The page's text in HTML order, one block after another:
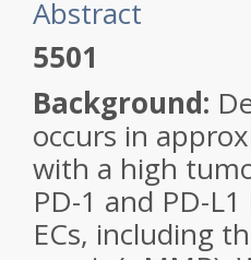
Abstract
5501
Background:
occurs in
with a high
PD-1 and PD-
ECs, including